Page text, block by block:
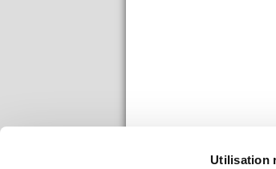
Utilisation